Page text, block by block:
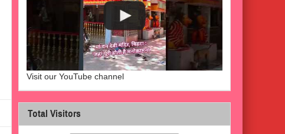
Visit our YouTube channel
Total Visitors